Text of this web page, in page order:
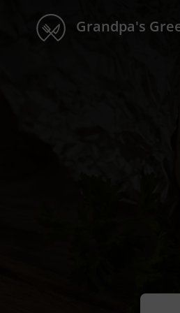
Grandpa's